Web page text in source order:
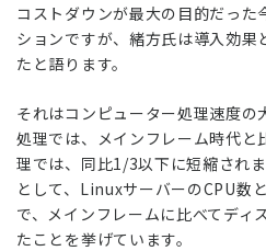
コストダウンが最大の目的だった
ションですが、緒方氏は導入効果
たと語ります。
それはコンピューター処理速度の
処理では、メインフレーム時代
理では、同比1/3以下に短縮され
として、LinuxサーバーのCPU数
で、メインフレームに比べてディ
たことを挙げています。